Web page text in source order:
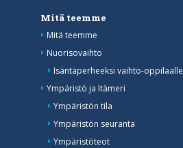
Mitä teemme
Mitä teemme
Nuorisovaihto
Isäntäperheeksi vaihto-oppilaalle
Ympäristö ja Itämeri
Ympäristön tila
Ympäristön seuranta
Ympäristöteot